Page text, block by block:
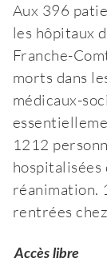
Aux 396
les hôpitaux
Franche-
morts dans
médicaux-
1212
hospitalisées
réanimation.
rentrées
Accès libre